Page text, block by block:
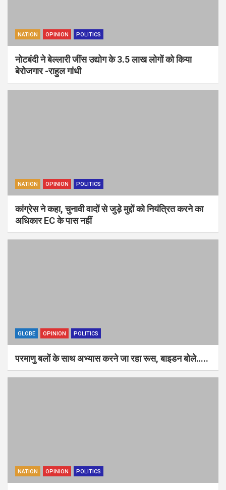
NATION OPINION POLITICS
नोटबंदी ने बेल्लारी जींस उद्योग के 3.5 लाख लोगों को किया
बेरोजगार -राहुल गांधी
NATION OPINION POLITICS
कांग्रेस ने कहा, चुनावी वादों से जुड़े मुद्दों को नियंत्रित करने का
अधिकार EC के पास नहीं
GLOBE OPINION POLITICS
परमाणु बलों के साथ अभ्यास करने जा रहा रूस, बाइडन बोले…..
NATION OPINION POLITICS